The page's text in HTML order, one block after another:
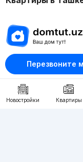
Перезвоните
Новостройки Квартиры
Отдел рекламы
+998 (78) 113-20-86
+998 (93) 390-30-10